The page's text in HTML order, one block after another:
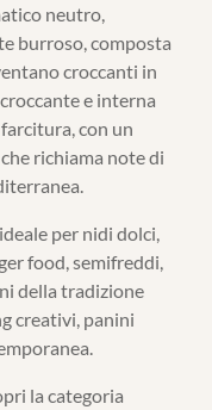
neutro,
burroso, composta
croccanti in
e interna
con un
richiama note di
per nidi dolci,
food, semifreddi,
della tradizione
creativi, panini
la categoria